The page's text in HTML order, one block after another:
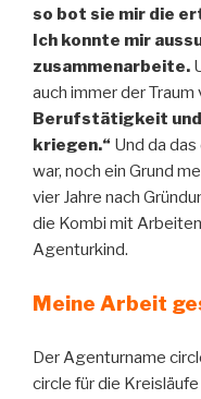
so bot sie mir die
Ich konnte mir
zusammenarbeite.
auch immer der Traum
Berufstätigkeit und
kriegen.“ Und da
war, noch ein Grund
vier Jahre nach
die Kombi mit
Agenturkind.
Meine Arbeit
Der Agenturname
circle für die